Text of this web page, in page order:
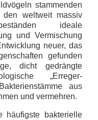
stammenden
den weltweit massiv
ideale
und Vermischung
neuer, das
gefunden
dicht gedrängte
„Erreger-
aus
und vermehren.
bakterielle